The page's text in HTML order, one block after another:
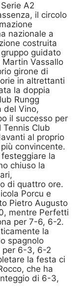
A2
il circolo
nazionale a
costruita
guidato
Vassallo
girone di
in altrettanti
la doppia
Rungg
del Vino,
il successo per
Club
al proprio
convincente.
la
chiuso la
di quattro ore.
Porcu e
Pietro Augusto
mentre Perfetti
per 7-6, 6-2.
la
spagnolo
per 6-3, 6-2
la festa ci
che ha
di 6-3,